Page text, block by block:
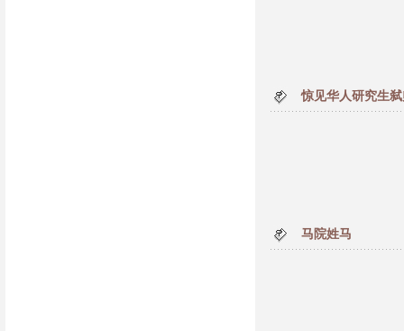
惊见华人研究生
马院姓马